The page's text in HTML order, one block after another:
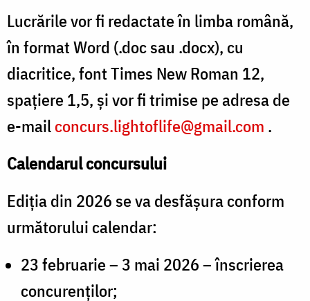
Lucrările vor fi redactate în limba română,
în format Word (.doc sau .docx), cu
diacritice, font Times New Roman 12,
spațiere 1,5, și vor fi trimise pe adresa de
e-mailconcurs.lightoflife@gmail.com .
Calendarul concursului
Ediția din 2026 se va desfășura conform
următorului calendar:
23 februarie – 3 mai 2026 – înscrierea
concurenților;